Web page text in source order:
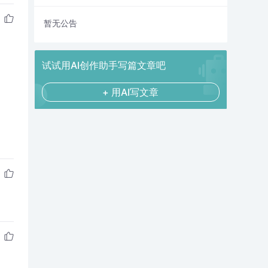
暂无公告
试试用AI创作助手写篇文章吧
+ 用AI写文章